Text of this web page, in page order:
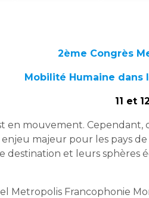
2ème Congrès
Mobilité Humaine dans
11 et
en mouvement.
majeur pour les pays de
destination et leurs sphères
Metropolis Francophonie